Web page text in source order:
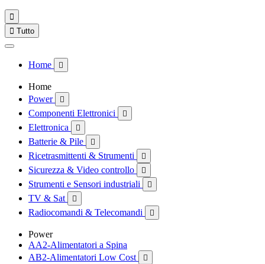

 Tutto
Home 
Home
Power

Componenti Elettronici 
Elettronica 
Batterie & Pile 
Ricetrasmittenti & Strumenti 
Sicurezza & Video controllo 
Strumenti e Sensori industriali 
TV & Sat 
Radiocomandi & Telecomandi 
Power
AA2-Alimentatori a Spina
AB2-Alimentatori Low Cost
